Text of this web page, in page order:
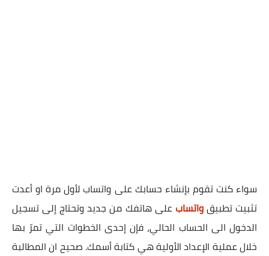
سواء كنت تقوم بإنشاء حسابك على واتساب لأول مرة او أعدت
تثبيت تطبيقواتسابعلى هاتفك من جديد وتحتاج إلى تسجيل
الدخول الى الحساب الحالي، فإن إحدى الخطوات التي تمرّ بها
خلال عملية الإعداد الأولية هي كتابة أسمك. صحيح ان المطالبة